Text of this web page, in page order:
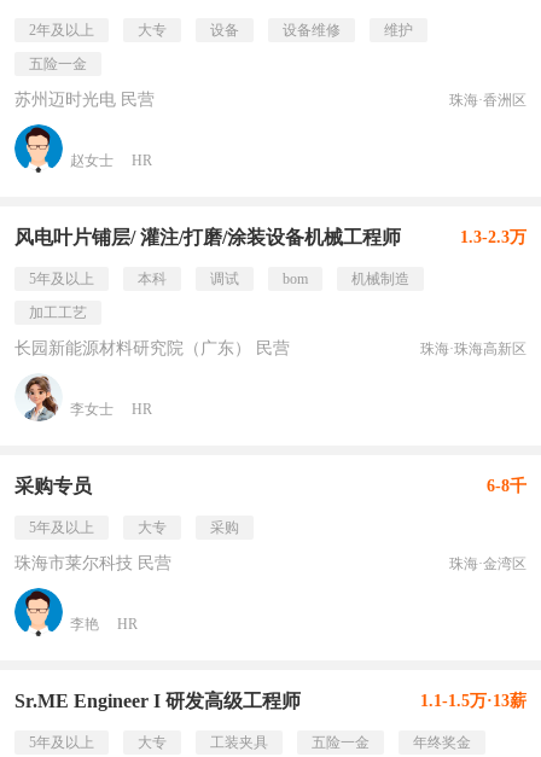
2年及以上 大专 设备 设备维修
维护
五险一金
苏州迈时光电 民营 珠海·香洲区
赵女士 HR
风电叶片铺层/ 灌注/打磨/涂装设备机械工程师 1.3-2.3万
5年及以上 本科 调试 bom
机械制造
加工工艺
长园新能源材料研究院（广东） 民营 珠海·珠海高新区
李女士 HR
采购专员 6-8千
5年及以上 大专 采购
珠海市莱尔科技 民营 珠海·金湾区
李艳 HR
Sr.ME Engineer I 研发高级工程师 1.1-1.5万·13薪
5年及以上 大专 工装夹具 五险一金 年终奖金